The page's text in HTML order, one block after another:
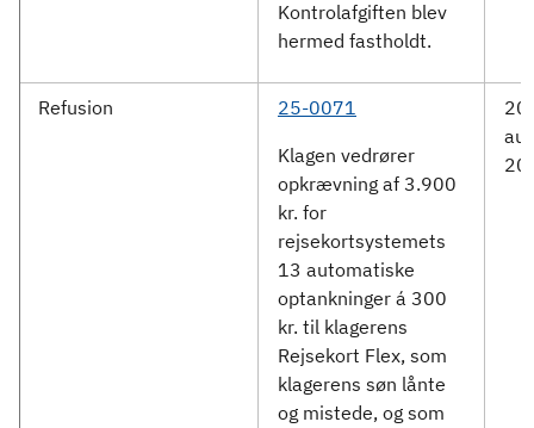
Kontrolafgiften blev
hermed fastholdt.
Refusion
25-0071
Klagen vedrører
opkrævning af 3.900
kr. for
rejsekortsystemets
13 automatiske
optankninger á 300
kr. til klagerens
Rejsekort Flex, som
klagerens søn lånte
og mistede, og som
20.